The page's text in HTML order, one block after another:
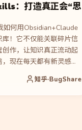
：打造真正会“思
如何用Obsidian+Claude
！它不仅能关联碎片信
作，让知识真正流动起
现在每天都有新灵感迸
知乎·BugShare